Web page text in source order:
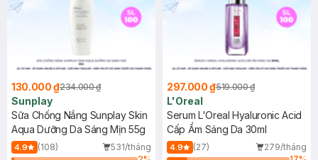
130.000 ₫234.000 ₫
Sunplay
Sữa Chống Nắng Sunplay Skin
Aqua Dưỡng Da Sáng Mịn 55g
4.9 (108)
531/tháng
297.000 ₫519.000 ₫
L'Oreal
Serum L'Oreal Hyaluronic Acid
Cấp Ẩm Sáng Da 30ml
4.9 (27)
279/tháng